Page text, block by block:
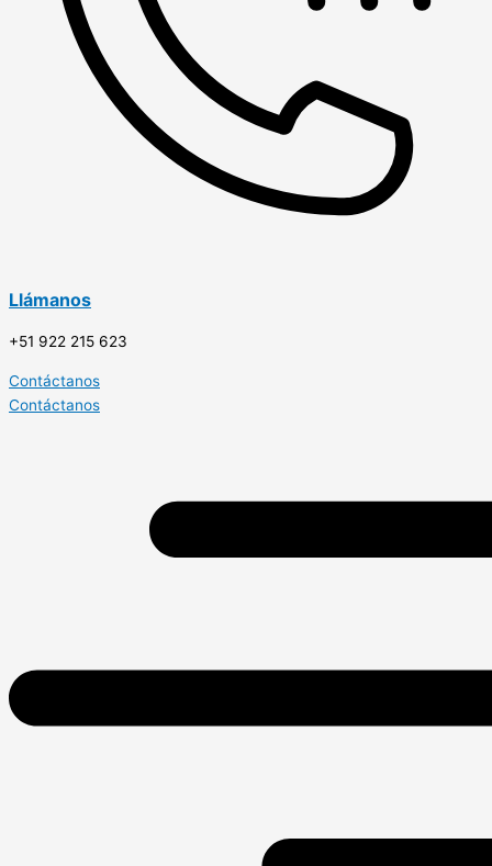
Llámanos
+51 922 215 623
Contáctanos
Contáctanos